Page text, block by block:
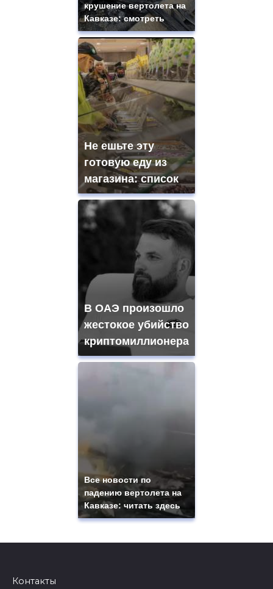
крушение вертолета на
Кавказе: смотреть
Не ешьте эту
готовую еду из
магазина: список
В ОАЭ произошло
жестокое убийство
криптомиллионера
Все новости по
падению вертолета на
Кавказе: читать здесь
Контакты